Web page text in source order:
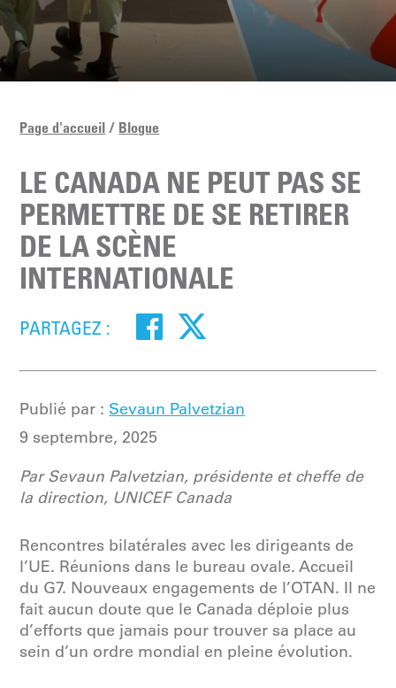
Page d'accueil Blogue
LE CANADA NE PEUT PAS SE
PERMETTRE DE SE RETIRER
DE LA SCÈNE
INTERNATIONALE
PARTAGEZ :
Publié par : Sevaun Palvetzian
9 septembre, 2025
Par Sevaun Palvetzian, présidente et cheffe de
la direction, UNICEF Canada
Rencontres bilatérales avec les dirigeants de
l’UE. Réunions dans le bureau ovale. Accueil
du G7. Nouveaux engagements de l’OTAN. Il ne
fait aucun doute que le Canada déploie plus
d’efforts que jamais pour trouver sa place au
sein d’un ordre mondial en pleine évolution.